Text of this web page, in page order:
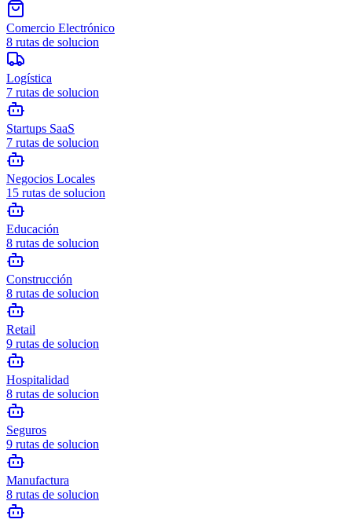
Comercio Electrónico
8 rutas de solucion
Logística
7 rutas de solucion
Startups SaaS
7 rutas de solucion
Negocios Locales
15 rutas de solucion
Educación
8 rutas de solucion
Construcción
8 rutas de solucion
Retail
9 rutas de solucion
Hospitalidad
8 rutas de solucion
Seguros
9 rutas de solucion
Manufactura
8 rutas de solucion